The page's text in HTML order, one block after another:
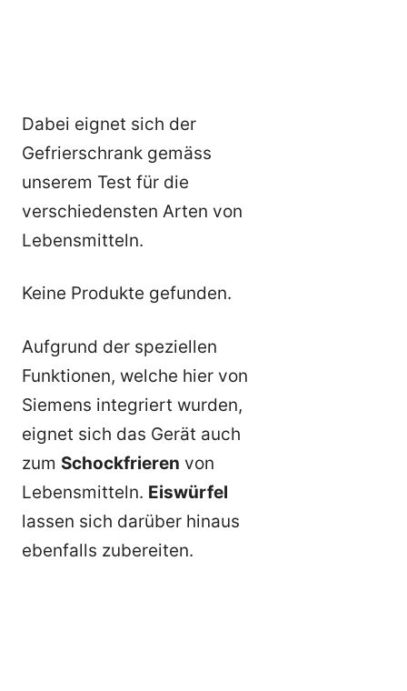
Dabei eignet sich der
Gefrierschrank gemäss
unserem Test für die
verschiedensten Arten von
Lebensmitteln.
Keine Produkte gefunden.
Aufgrund der speziellen
Funktionen, welche hier von
Siemens integriert wurden,
eignet sich das Gerät auch
zum Schockfrieren von
Lebensmitteln. Eiswürfel
lassen sich darüber hinaus
ebenfalls zubereiten.